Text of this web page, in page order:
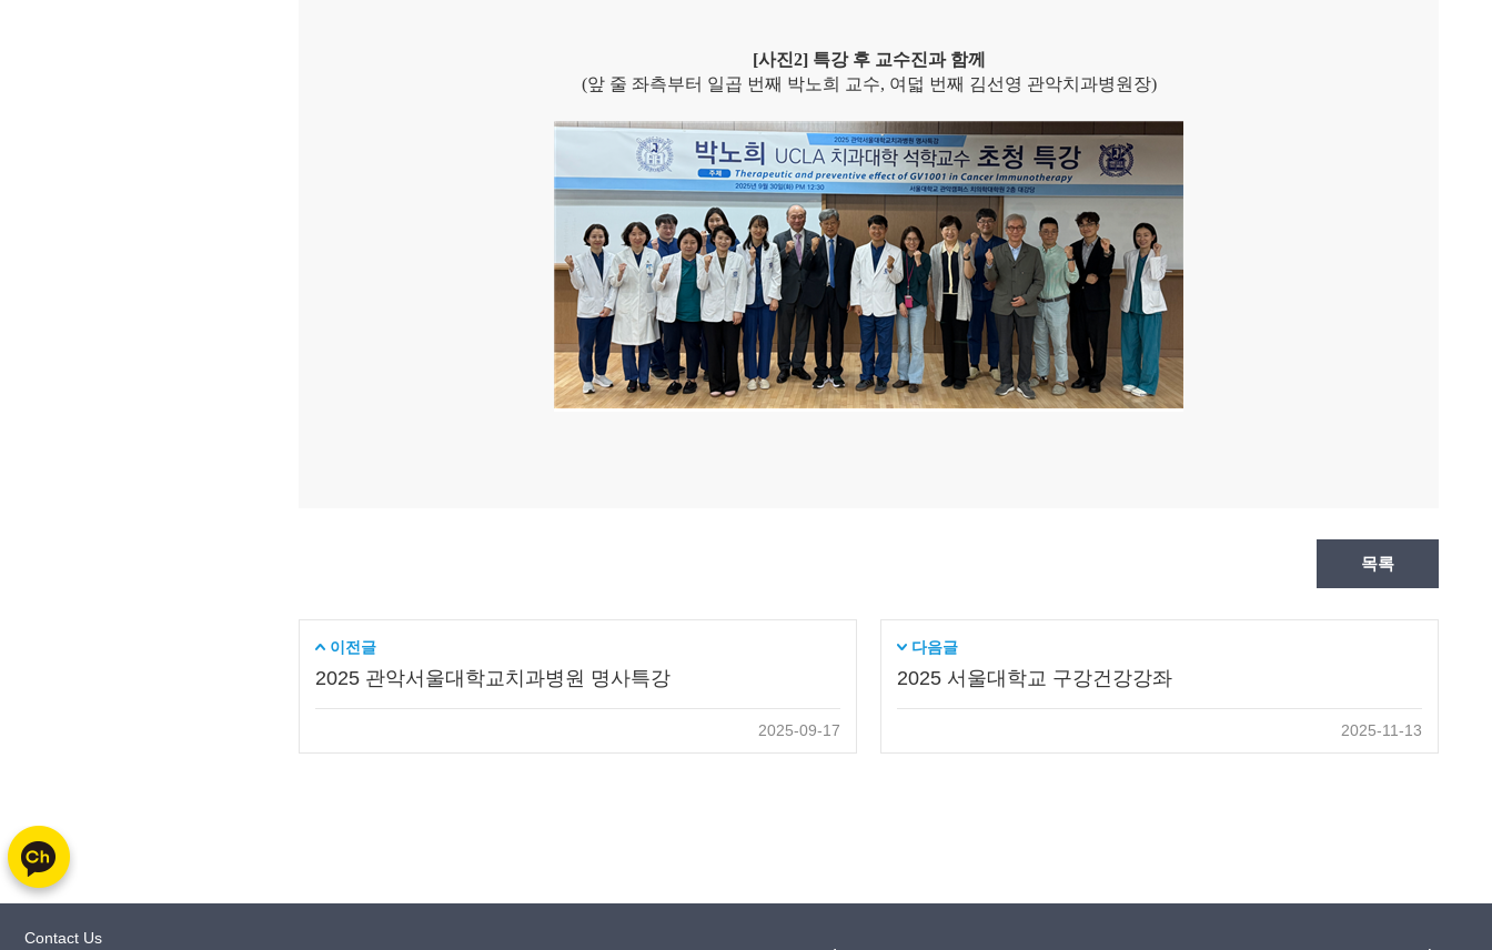
[사진2] 특강 후 교수진과 함께
(앞 줄 좌측부터 일곱 번째 박노희 교수, 여덟 번째 김선영 관악치과병원장)
목록
이전글
2025 관악서울대학교치과병원 명사특강
2025-09-17
다음글
2025 서울대학교 구강건강강좌
2025-11-13
Contact Us